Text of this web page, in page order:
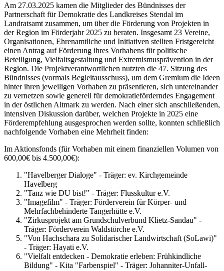
Am 27.03.2025 kamen die Mitglieder des Bündnisses der
Partnerschaft für Demokratie des Landkreises Stendal im
Landratsamt zusammen, um über die Förderung von Projekten in
der Region im Förderjahr 2025 zu beraten. Insgesamt 23 Vereine,
Organisationen, Ehrenamtliche und Initiativen stellten Fristgereicht
einen Antrag auf Förderung ihres Vorhabens für politische
Beteiligung, Vielfaltsgestaltung und Extremismusprävention in der
Region. Die Projektverantwortlichen nutzten die 47. Sitzung des
Bündnisses (vormals Begleitausschuss), um dem Gremium die Ideen
hinter ihren jeweiligen Vorhaben zu präsentieren, sich untereinander
zu vernetzen sowie generell für demokratieförderndes Engagement
in der östlichen Altmark zu werden. Nach einer sich anschließenden,
intensiven Diskussion darüber, welchen Projekte in 2025 eine
Förderempfehlung ausgesprochen werden sollte, konnten schließlich
nachfolgende Vorhaben eine Mehrheit finden:
Im Aktionsfonds (für Vorhaben mit einem finanziellen Volumen von
600,00€ bis 4.500,00€):
"Havelberger Dialoge" - Träger: ev. Kirchgemeinde
Havelberg
"Tanz wie DU bist!" - Träger: Flusskultur e.V.
"Imagefilm" - Träger: Förderverein für Körper- und
Mehrfachbehinderte Tangerhütte e.V.
"Zirkusprojekt am Grundschulverbund Klietz-Sandau" -
Träger: Förderverein Waldstörche e.V.
"Von Hachschara zu Solidarischer Landwirtschaft (SoLawi)"
- Träger: Hayati e.V.
"Vielfalt entdecken - Demokratie erleben: Frühkindliche
Bildung" - Kita "Farbenspiel" - Träger: Johanniter-Unfall-